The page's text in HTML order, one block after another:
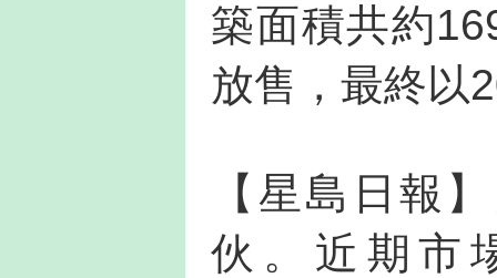
築面積共約
放售，最終以
【星島日報
伙。近期市